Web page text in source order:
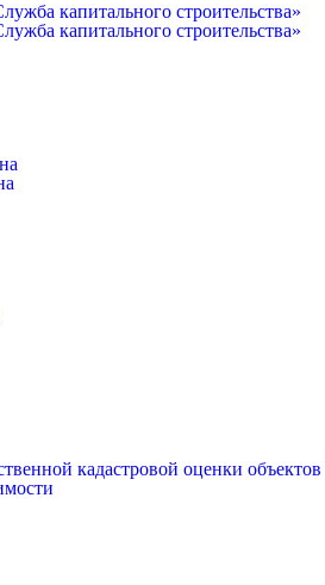
капитального строительства»
капитального строительства»
кадастровой оценки